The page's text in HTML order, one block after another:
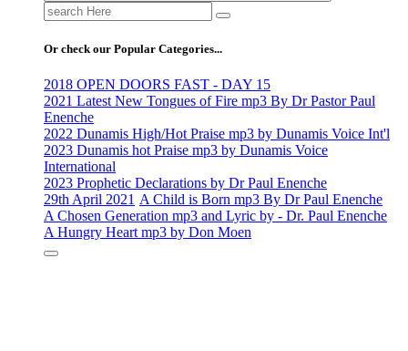
Search
for:
Or check our Popular Categories...
2018 OPEN DOORS FAST - DAY 15
2021 Latest New Tongues of Fire mp3 By Dr Pastor Paul
Enenche
2022 Dunamis High/Hot Praise mp3 by Dunamis Voice Int'l
2023 Dunamis hot Praise mp3 by Dunamis Voice
International
2023 Prophetic Declarations by Dr Paul Enenche
29th April 2021 A Child is Born mp3 By Dr Paul Enenche
A Chosen Generation mp3 and Lyric by - Dr. Paul Enenche
A Hungry Heart mp3 by Don Moen